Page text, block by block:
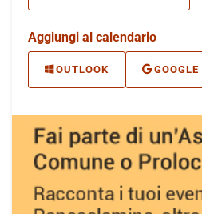
Aggiungi al calendario
OUTLOOK GOOGLE